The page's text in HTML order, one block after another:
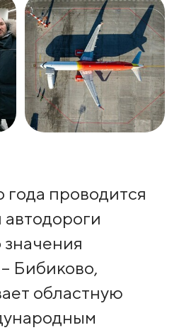
проводится
значения
Бибиково,
областную